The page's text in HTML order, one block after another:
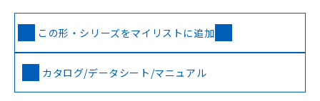
この形・シリーズをマイリストに追加
カタログ/データシート/マニュアル